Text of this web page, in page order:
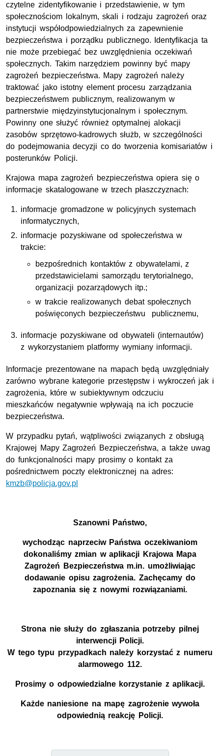
czytelne zidentyfikowanie i przedstawienie, w tym
społecznościom lokalnym, skali i rodzaju zagrożeń oraz
instytucji współodpowiedzialnych za zapewnienie
bezpieczeństwa i porządku publicznego. Identyfikacja ta
nie może przebiegać bez uwzględnienia oczekiwań
społecznych. Takim narzędziem powinny być mapy
zagrożeń bezpieczeństwa. Mapy zagrożeń należy
traktować jako istotny element procesu zarządzania
bezpieczeństwem publicznym, realizowanym w
partnerstwie międzyinstytucjonalnym i społecznym.
Powinny one służyć również optymalnej alokacji
zasobów sprzętowo-kadrowych służb, w szczególności
do podejmowania decyzji co do tworzenia komisariatów i
posterunków Policji.
Krajowa mapa zagrożeń bezpieczeństwa opiera się o
informacje skatalogowane w trzech płaszczyznach:
informacje gromadzone w policyjnych systemach
informatycznych,
informacje pozyskiwane od społeczeństwa w
trakcie:
bezpośrednich kontaktów z obywatelami, z
przedstawicielami samorządu terytorialnego,
organizacji pozarządowych itp.;
w trakcie realizowanych debat społecznych
poświęconych bezpieczeństwu publicznemu,
informacje pozyskiwane od obywateli (internautów)
z wykorzystaniem platformy wymiany informacji.
Informacje prezentowane na mapach będą uwzględniały
zarówno wybrane kategorie przestępstw i wykroczeń jak i
zagrożenia, które w subiektywnym odczuciu
mieszkańców negatywnie wpływają na ich poczucie
bezpieczeństwa.
W przypadku pytań, wątpliwości związanych z obsługą
Krajowej Mapy Zagrożeń Bezpieczeństwa, a także uwag
do funkcjonalności mapy prosimy o kontakt za
pośrednictwem poczty elektronicznej na adres:
kmzb@policja.gov.pl
Szanowni Państwo,
wychodząc naprzeciw Państwa oczekiwaniom
dokonaliśmy zmian w aplikacji Krajowa Mapa
Zagrożeń Bezpieczeństwa m.in. umożliwiając
dodawanie opisu zagrożenia. Zachęcamy do
zapoznania się z nowymi rozwiązaniami.
Strona nie służy do zgłaszania potrzeby pilnej
interwencji Policji.
W tego typu przypadkach należy korzystać z numeru
alarmowego 112.
Prosimy o odpowiedzialne korzystanie z aplikacji.
Każde naniesione na mapę zagrożenie wywoła
odpowiednią reakcję Policji.